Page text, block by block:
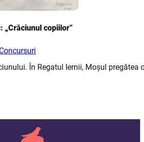
„Crăciunul copiilor”
Concursuri
În Regatul Iernii, Moșul